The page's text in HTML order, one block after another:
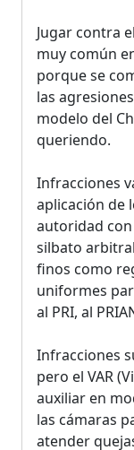
Jugar contra
muy común
porque se
las
modelo del
queriendo.
Infracciones
aplicación de
autoridad
silbato
finos como
uniformes
al PRI, al
Infracciones
pero el VAR
auxiliar en
las cámaras
atender